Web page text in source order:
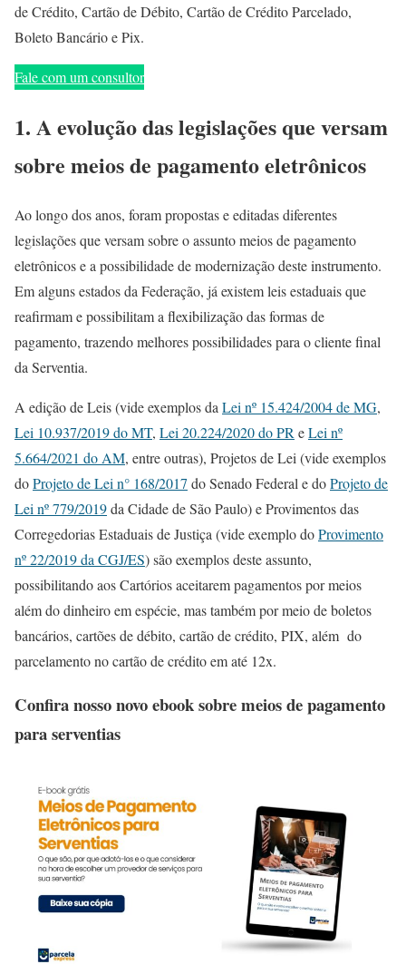
de Crédito, Cartão de Débito, Cartão de Crédito Parcelado,
Boleto Bancário e Pix.
Fale com um consultor
1. A evolução das legislações que versam
sobre meios de pagamento eletrônicos
Ao longo dos anos, foram propostas e editadas diferentes
legislações que versam sobre o assunto meios de pagamento
eletrônicos e a possibilidade de modernização deste instrumento.
Em alguns estados da Federação, já existem leis estaduais que
reafirmam e possibilitam a flexibilização das formas de
pagamento, trazendo melhores possibilidades para o cliente final
da Serventia.
A edição de Leis (vide exemplos da Lei nº 15.424/2004 de MG,
Lei 10.937/2019 do MT, Lei 20.224/2020 do PR eLei nº
5.664/2021 do AM, entre outras), Projetos de Lei (vide exemplos
doProjeto de Lei n° 168/2017 do Senado Federal e doProjeto de
Lei nº 779/2019da Cidade de São Paulo) e Provimentos das
Corregedorias Estaduais de Justiça (vide exemplo doProvimento
nº 22/2019 da CGJ/ES) são exemplos deste assunto,
possibilitando aos Cartórios aceitarem pagamentos por meios
além do dinheiro em espécie, mas também por meio de boletos
bancários, cartões de débito, cartão de crédito, PIX, além do
parcelamento no cartão de crédito em até 12x.
Confira nosso novo ebook sobre meios de pagamento
para serventias